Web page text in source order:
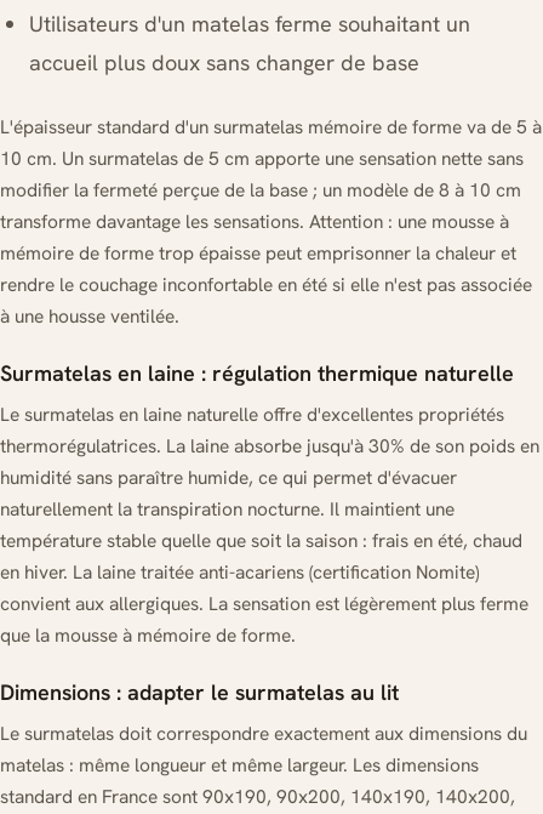
Utilisateurs d'un matelas ferme souhaitant un
accueil plus doux sans changer de base
L'épaisseur standard d'un surmatelas mémoire de forme va de 5 à
10 cm. Un surmatelas de 5 cm apporte une sensation nette sans
modifier la fermeté perçue de la base ; un modèle de 8 à 10 cm
transforme davantage les sensations. Attention : une mousse à
mémoire de forme trop épaisse peut emprisonner la chaleur et
rendre le couchage inconfortable en été si elle n'est pas associée
à une housse ventilée.
Surmatelas en laine : régulation thermique naturelle
Le surmatelas en laine naturelle offre d'excellentes propriétés
thermorégulatrices. La laine absorbe jusqu'à 30% de son poids en
humidité sans paraître humide, ce qui permet d'évacuer
naturellement la transpiration nocturne. Il maintient une
température stable quelle que soit la saison : frais en été, chaud
en hiver. La laine traitée anti-acariens (certification Nomite)
convient aux allergiques. La sensation est légèrement plus ferme
que la mousse à mémoire de forme.
Dimensions : adapter le surmatelas au lit
Le surmatelas doit correspondre exactement aux dimensions du
matelas : même longueur et même largeur. Les dimensions
standard en France sont 90x190, 90x200, 140x190, 140x200,